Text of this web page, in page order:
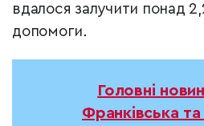
вдалося залучити понад
допомоги.
Головні
Франківська та